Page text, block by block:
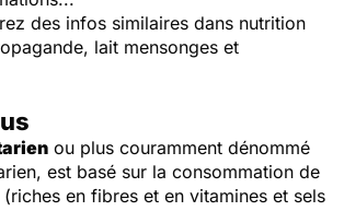
des infos similaires dans nutrition
lait mensonges et
ou plus couramment dénommé
est basé sur la consommation de
en fibres et en vitamines et sels